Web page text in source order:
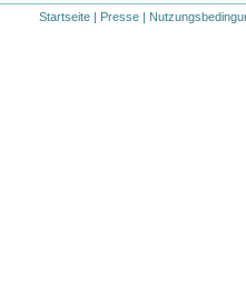
Startseite | Presse |